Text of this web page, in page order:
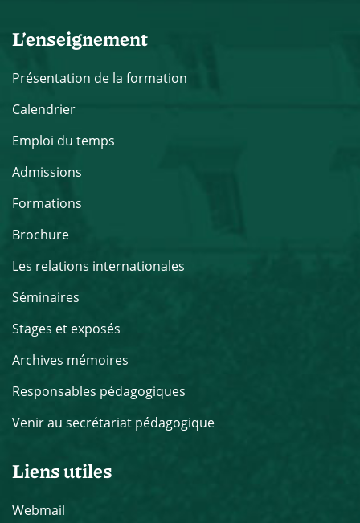
L’enseignement
Présentation de la formation
Calendrier
Emploi du temps
Admissions
Formations
Brochure
Les relations internationales
Séminaires
Stages et exposés
Archives mémoires
Responsables pédagogiques
Venir au secrétariat pédagogique
Liens utiles
Webmail